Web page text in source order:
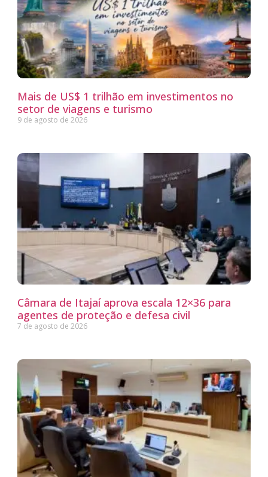
Mais de US$ 1 trilhão em investimentos no
setor de viagens e turismo
9 de agosto de 2026
Câmara de Itajaí aprova escala 12×36 para
agentes de proteção e defesa civil
7 de agosto de 2026